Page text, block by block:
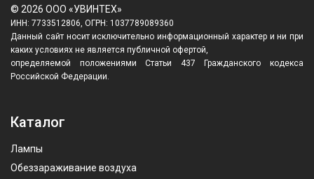
© 2026 ООО «УВИНТЕХ»
ИНН: 7733512806, ОГРН: 1037789089360
Данный сайт носит исключительно информационный характер и ни при
каких условиях не является публичной офертой,
определяемой положениями Статьи 437 Гражданского кодекса
Российской Федерации.
Каталог
Лампы
Обеззараживание воздуха